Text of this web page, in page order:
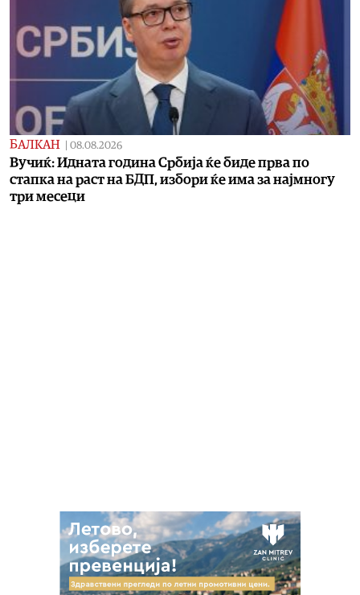
БАЛКАН 08.08.2026
Вучиќ: Идната година Србија ќе биде прва по
стапка на раст на БДП, избори ќе има за најмногу
три месеци